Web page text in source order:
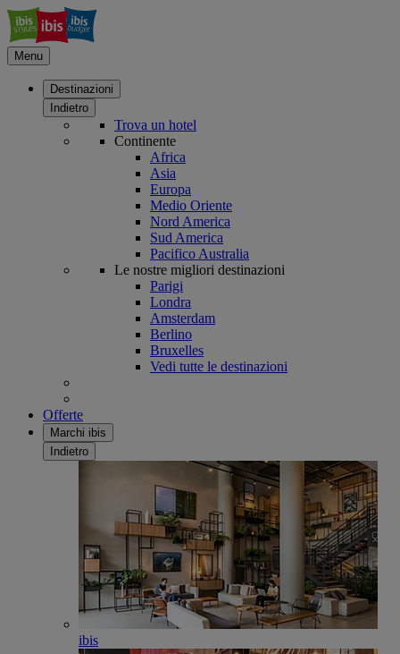
Menu
Destinazioni
Indietro
Trova un hotel
Continente
Africa
Asia
Europa
Medio Oriente
Nord America
Sud America
Pacifico Australia
Le nostre migliori destinazioni
Parigi
Londra
Amsterdam
Berlino
Bruxelles
Vedi tutte le destinazioni
Offerte
Marchi ibis
Indietro
ibis